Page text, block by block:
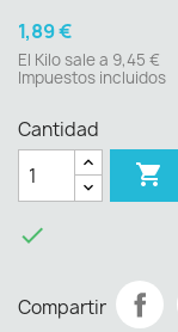
1,89 €
El Kilo sale a 9,45 €
Impuestos incluidos
Cantidad


Compartir